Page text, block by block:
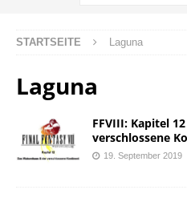
STARTSEITE Laguna
Laguna
FFVIII: Kapitel
verschlossene
19. September 2019